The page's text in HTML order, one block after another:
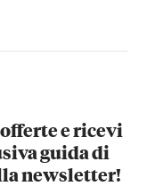
e ricevi
guida di
newsletter!